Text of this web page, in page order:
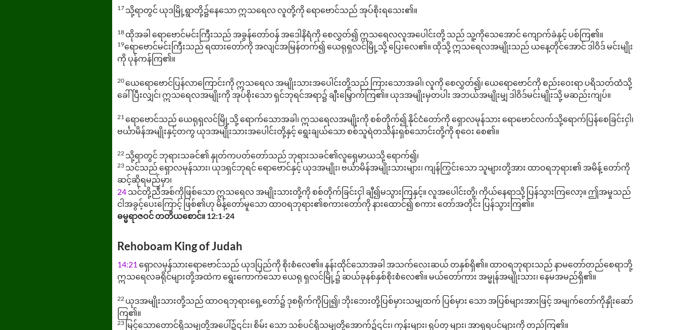
17 သို့ရာတွင် ယုဒမြို့ရွာတို့၌နေသော ဣသရေလ လူတို့ကို ရောဗောင်သည် အုပ်စိုးရသေး၏။
18 ထိုအခါ ရောဗောင်မင်းကြီးသည် အခွန်တော်ဝန် အဒေါနိရံကို စေလွှတ်၍ ဣသရေလလူအပေါင်းတို့ သည် သူ့ကိုသေအောင် ကျောက်ခဲနှင့် ပစ်ကြ၏။
19ရောဗောင်မင်းကြီးသည် ရထားတော်ကို အလျင်အမြန်တက်၍ ယေရုရှလင်မြို့သို့ ပြေးလေ၏။ ထိုသို့ ဣသရေလအမျိုးသည် ယနေ့တိုင်အောင် ဒါဝိဒ် မင်းမျိုး
ကို ပုန်ကန်ကြ၏။
20ယေရောဗောင်ပြန်လာကြောင်းကို ဣသရေလ အမျိုးသားအပေါင်းတို့သည် ကြားသောအခါ၊ လူကို စေလွှတ်၍၊ ယေရောဗောင်ကို စည်းဝေးရာ ပရိသတ်ထံသို့
ခေါ်ပြီးလျှင်၊ ဣသရေလအမျိုးကို အုပ်စိုးသော ရှင်ဘုရင်အရာ၌ ချီးမြှောက်ကြ၏။ ယုဒအမျိုးမှတပါး အဘယ်အမျိုးမျှ ဒါဝိဒ်မင်းမျိုးသို့ မဆည်းကျပ်။
21 ရောဗောင်သည် ယေရုရှလင်မြို့သို့ ရောက်သောအခါ၊ ဣသရေလအမျိုးကို စစ်တိုက်၍ နိုင်ငံတော်ကို ရှောလမုန်သား ရောဗောင်လက်သို့ရောက်ပြန်စေခြင်းငှါ၊
ဗင်္ယာမိန်အမျိုးနှင့်တကွ ယုဒအမျိုးသားအပေါင်းတို့နှင့် ရွေးချယ်သော စစ်သူရဲတသိန်းရှစ်သောင်းတို့ကို စုဝေး စေ၏။
22 သို့ရာတွင် ဘုရားသခင်၏ နှုတ်ကပတ်တော်သည် ဘုရားသခင်၏လူရှေမာယသို့ ရောက်၍၊
23 သင်သည် ရှောလမုန်သား၊ ယုဒရှင်ဘုရင် ရောဗောင်နှင့် ယုဒအမျိုး၊ ဗင်္ယာမိန်အမျိုးသားများ၊ ကျန်ကြွင်းသော သူများတို့အား ထာဝရဘုရား၏ အမိန့် တော်ကို
ဆင့်ဆိုရမည်မှာ၊
24 သင်တို့ညီအစ်ကိုဖြစ်သော ဣသရေလ အမျိုးသားတို့ကို စစ်တိုက်ခြင်းငှါ ချီ၍မသွားကြနှင့်။ လူအပေါင်းတို့၊ ကိုယ်နေရာသို့ ပြန်သွားကြလော့။ ဤအမှုသည်
ငါအခွင့်ပေးကြောင့် ဖြစ်၏ဟု မိန့်တော်မူသော ထာဝရဘုရား၏စကားတော်ကို နားထောင်၍ စကား တော်အတိုင်း ပြန်သွားကြ၏။
ဓမ္မရာဇဝင် တတိယစောင်။ 12:1-24
Rehoboam King of Judah
14:21 ရှောလမုန်သားရောဗောင်သည် ယုဒပြည်ကို စိုးစံလေ၏။ နန်းထိုင်သောအခါ အသက်လေးဆယ် တနှစ်ရှိ၏။ ထာဝရဘုရားသည် နာမတော်တည်စေရာဘို့
ဣသရေလခရိုင်များတို့အထဲက ရွေးကောက်သော ယေရု ရှလင်မြို့၌ ဆယ်ခုနစ်နှစ်စိုးစံလေ၏။ မယ်တော်ကား အမ္မုန်အမျိုးသား၊ နေမအမည်ရှိ၏။
22 ယုဒအမျိုးသားတို့သည် ထာဝရဘုရားရှေ့တော်၌ ဒုစရိုက်ကိုပြု၍၊ ဘိုးဘေးတို့ပြစ်မှားသမျှထက် ပြစ်မှား သော အပြစ်များအားဖြင့် အမျက်တော်ကိုနှိုးဆော်
ကြ၏။
23 မြင့်သောတောင်ရှိသမျှတို့အပေါ်၌၎င်း၊ စိမ်း သော သစ်ပင်ရှိသမျှတို့အောက်၌၎င်း၊ ကုန်းများ၊ ရုပ်တု များ၊ အာရှရပင်များကို တည်ကြ၏။